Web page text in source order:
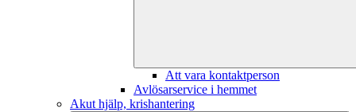
Att vara kontaktperson
Avlösarservice i hemmet
Akut hjälp, krishantering